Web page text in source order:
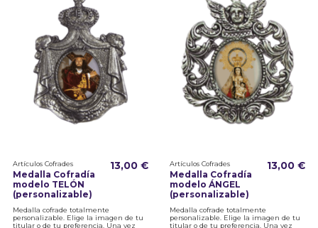
Artículos Cofrades
Medalla Cofradía
modelo TELÓN
(personalizable)
13,00 €
Medalla cofrade totalmente
personalizable. Elige la imagen de tu
titular o de tu preferencia. Una vez
Artículos Cofrades
Medalla Cofradía
modelo ÁNGEL
(personalizable)
13,00 €
Medalla cofrade totalmente
personalizable. Elige la imagen de tu
titular o de tu preferencia. Una vez